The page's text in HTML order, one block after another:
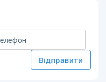
Відправити